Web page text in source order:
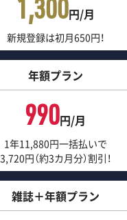
1,300円/月
新規登録は初月650円！
年額プラン
990円/月
1年11,880円一括払いで
3,720円（約3カ月分）割引！
雑誌＋年額プラン